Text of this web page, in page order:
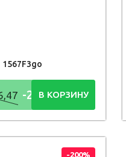
1567F3go
-21 474
В КОРЗИНУ
-200%